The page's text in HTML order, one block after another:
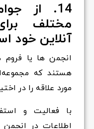
14. از
مختلف
آنلاین خود
انجمن ها یا فروم
هستند که
مورد علاقه را در
با فعالیت و
اطلاعات در انجمن